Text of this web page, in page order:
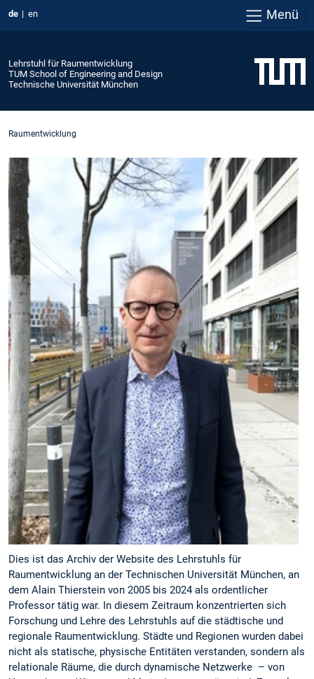
de en Menü
Lehrstuhl für Raumentwicklung
TUM School of Engineering and Design
Technische Universität München
Raumentwicklung
Dies ist das Archiv der Website des Lehrstuhls für
Raumentwicklung an der Technischen Universität München, an
dem Alain Thierstein von 2005 bis 2024 als ordentlicher
Professor tätig war. In diesem Zeitraum konzentrierten sich
Forschung und Lehre des Lehrstuhls auf die städtische und
regionale Raumentwicklung. Städte und Regionen wurden dabei
nicht als statische, physische Entitäten verstanden, sondern als
relationale Räume, die durch dynamische Netzwerke – von